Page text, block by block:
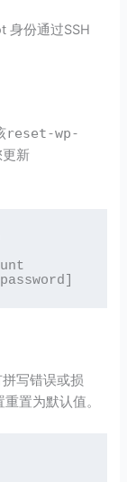
身份通过SSH
reset-wp-
新
写错误或损
置为默认值。